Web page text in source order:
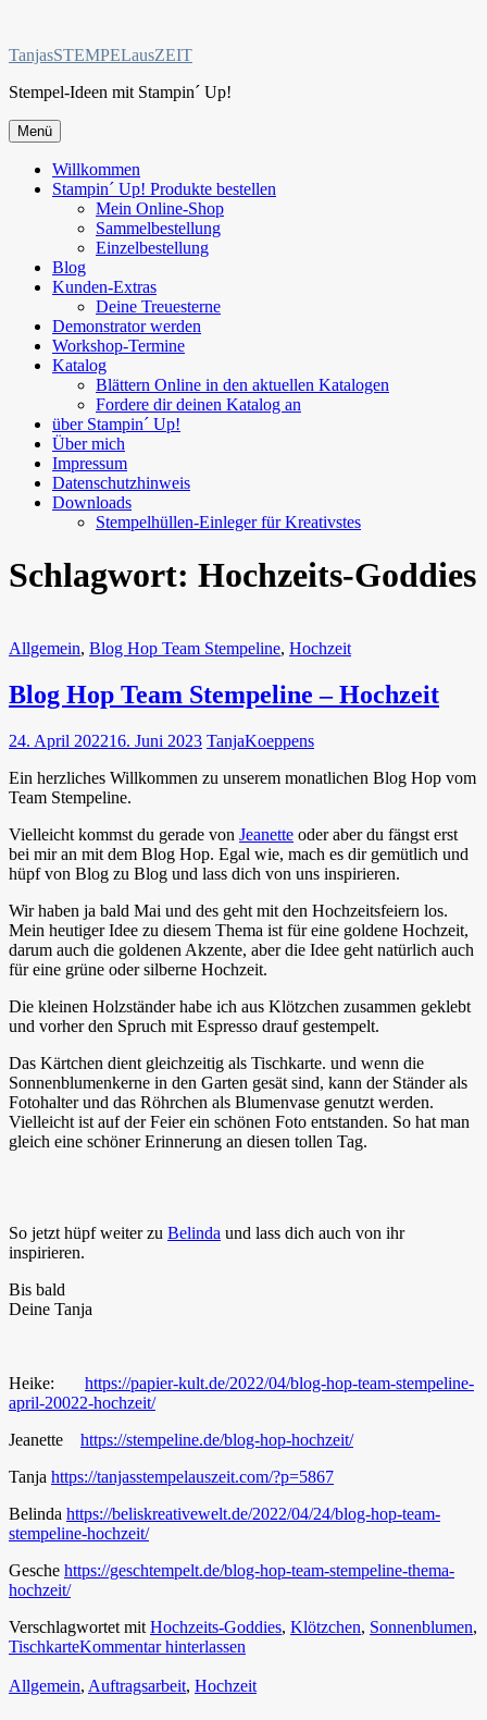
springen
TanjasSTEMPELausZEIT
Stempel-Ideen mit Stampin´ Up!
Menü
Willkommen
Stampin´ Up! Produkte bestellen
Mein Online-Shop
Sammelbestellung
Einzelbestellung
Blog
Kunden-Extras
Deine Treuesterne
Demonstrator werden
Workshop-Termine
Katalog
Blättern Online in den aktuellen Katalogen
Fordere dir deinen Katalog an
über Stampin´ Up!
Über mich
Impressum
Datenschutzhinweis
Downloads
Stempelhüllen-Einleger für Kreativstes
Schlagwort: Hochzeits-Goddies
Allgemein, Blog Hop Team Stempeline, Hochzeit
Blog Hop Team Stempeline – Hochzeit
24. April 202216. Juni 2023 TanjaKoeppens
Ein herzliches Willkommen zu unserem monatlichen Blog Hop vom
Team Stempeline.
Vielleicht kommst du gerade von Jeanette oder aber du fängst erst
bei mir an mit dem Blog Hop. Egal wie, mach es dir gemütlich und
hüpf von Blog zu Blog und lass dich von uns inspirieren.
Wir haben ja bald Mai und des geht mit den Hochzeitsfeiern los.
Mein heutiger Idee zu diesem Thema ist für eine goldene Hochzeit,
darum auch die goldenen Akzente, aber die Idee geht natürlich auch
für eine grüne oder silberne Hochzeit.
Die kleinen Holzständer habe ich aus Klötzchen zusammen geklebt
und vorher den Spruch mit Espresso drauf gestempelt.
Das Kärtchen dient gleichzeitig als Tischkarte. und wenn die
Sonnenblumenkerne in den Garten gesät sind, kann der Ständer als
Fotohalter und das Röhrchen als Blumenvase genutzt werden.
Vielleicht ist auf der Feier ein schönen Foto entstanden. So hat man
gleich eine schöner Erinnerung an diesen tollen Tag.
So jetzt hüpf weiter zu Belinda und lass dich auch von ihr
inspirieren.
Bis bald
Deine Tanja
Heike: https://papier-kult.de/2022/04/blog-hop-team-stempeline-
april-20022-hochzeit/
Jeanette https://stempeline.de/blog-hop-hochzeit/‎
Tanja https://tanjasstempelauszeit.com/?p=5867
Belinda https://beliskreativewelt.de/2022/04/24/blog-hop-team-
stempeline-hochzeit/
Gesche https://geschtempelt.de/blog-hop-team-stempeline-thema-
hochzeit/
Verschlagwortet mit Hochzeits-Goddies, Klötzchen, Sonnenblumen,
TischkarteKommentar hinterlassen
Allgemein, Auftragsarbeit, Hochzeit